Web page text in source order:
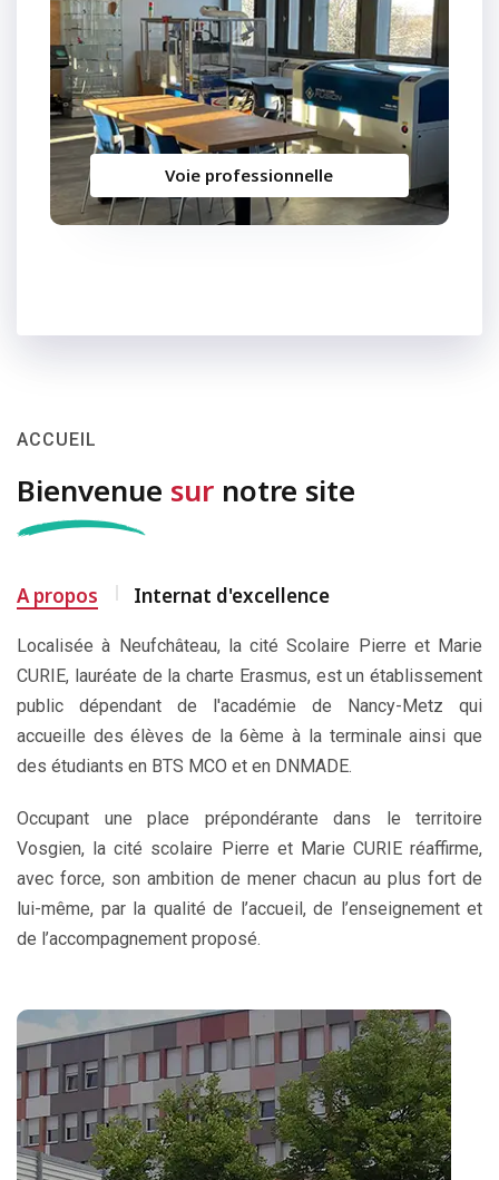
Voie professionnelle
ACCUEIL
Bienvenue sur notre site
A propos Internat d'excellence
Localisée à Neufchâteau, la cité Scolaire Pierre et Marie
CURIE, lauréate de la charte Erasmus, est un établissement
public dépendant de l'académie de Nancy-Metz qui
accueille des élèves de la 6ème à la terminale ainsi que
des étudiants en BTS MCO et en DNMADE.
Occupant une place prépondérante dans le territoire
Vosgien, la cité scolaire Pierre et Marie CURIE réaffirme,
avec force, son ambition de mener chacun au plus fort de
lui-même, par la qualité de l’accueil, de l’enseignement et
de l’accompagnement proposé.